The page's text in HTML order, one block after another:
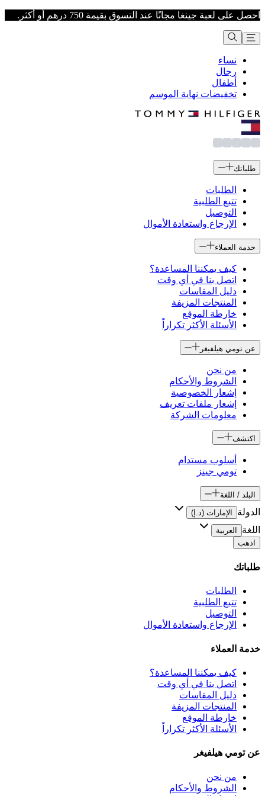
احصل على لعبة جينغا مجانًا عند التسوق بقيمة 750 درهم أو أكثر.
نساء
رجال
أطفال
تخفيضات نهاية الموسم
طلباتك
الطلبات
تتبع الطلبية
التوصيل
الإرجاع واستعادة الأموال
خدمة العملاء
كيف يمكننا المساعدة؟
اتصل بنا في أي وقت
دليل المقاسات
المنتجات المزيفة
خارطة الموقع
الأسئلة الأكثر تكراراً
عن تومي هيلفيغر
من نحن
الشروط والأحكام
إشعار الخصوصية
إشعار ملفات تعريف
معلومات الشركة
اكتشف
أسلوب مستدام
تومي جينز
البلد / اللغة
الدولة الإمارات (د.إ)
اللغة
العربية
اذهب
طلباتك
الطلبات
تتبع الطلبية
التوصيل
الإرجاع واستعادة الأموال
خدمة العملاء
كيف يمكننا المساعدة؟
اتصل بنا في أي وقت
دليل المقاسات
المنتجات المزيفة
خارطة الموقع
الأسئلة الأكثر تكراراً
عن تومي هيلفيغر
من نحن
الشروط والأحكام